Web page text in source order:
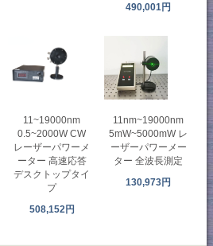
490,001円
11~19000nm
0.5~2000W CW
レーザーパワーメ
ーター 高速応答
デスクトップタイ
プ
508,152円
11nm~19000nm
5mW~5000mW レ
ーザーパワーメー
ター 全波長測定
130,973円